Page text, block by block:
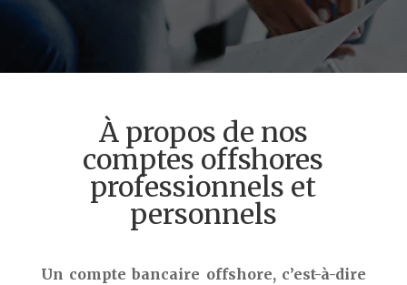
À propos de nos
comptes offshores
professionnels et
personnels
Un compte bancaire offshore, c’est-à-dire